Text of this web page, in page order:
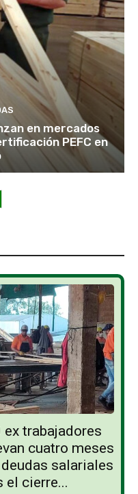
en mercados
PEFC en
trabajadores
cuatro meses
salariales
el cierre...